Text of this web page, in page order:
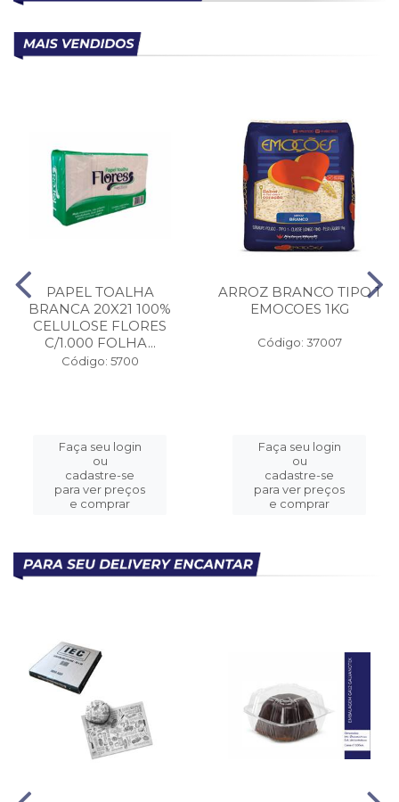
PAPEL TOALHA
BRANCA 20X21 100%
CELULOSE FLORES
C/1.000 FOLHA...
Código: 5700
Faça seu login
ou
cadastre-se
para ver preços
e comprar
ARROZ BRANCO TIPO 1
EMOCOES 1KG
Código: 37007
Faça seu login
ou
cadastre-se
para ver preços
e comprar